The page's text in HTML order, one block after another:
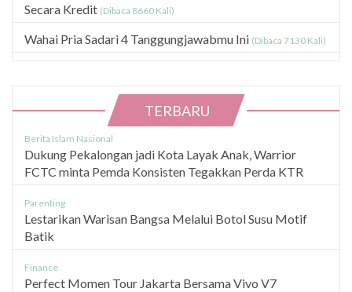
Secara Kredit (Dibaca 8660 Kali)
Wahai Pria Sadari 4 Tanggungjawabmu Ini (Dibaca 7130 Kali)
TERBARU
Berita Islam Nasional
Dukung Pekalongan jadi Kota Layak Anak, Warrior
FCTC minta Pemda Konsisten Tegakkan Perda KTR
Parenting
Lestarikan Warisan Bangsa Melalui Botol Susu Motif
Batik
Finance
Perfect Momen Tour Jakarta Bersama Vivo V7